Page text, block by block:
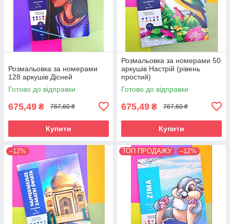
Розмальовка за номерами
128 аркушів Дісней
Готово до відправки
675,49 ₴ 767,60 ₴
Купити
Розмальовка за номерами 50
аркушів Настрій (рівень
простий)
Готово до відправки
675,49 ₴ 767,60 ₴
Купити
–12% ТОП ПРОДАЖУ –12%